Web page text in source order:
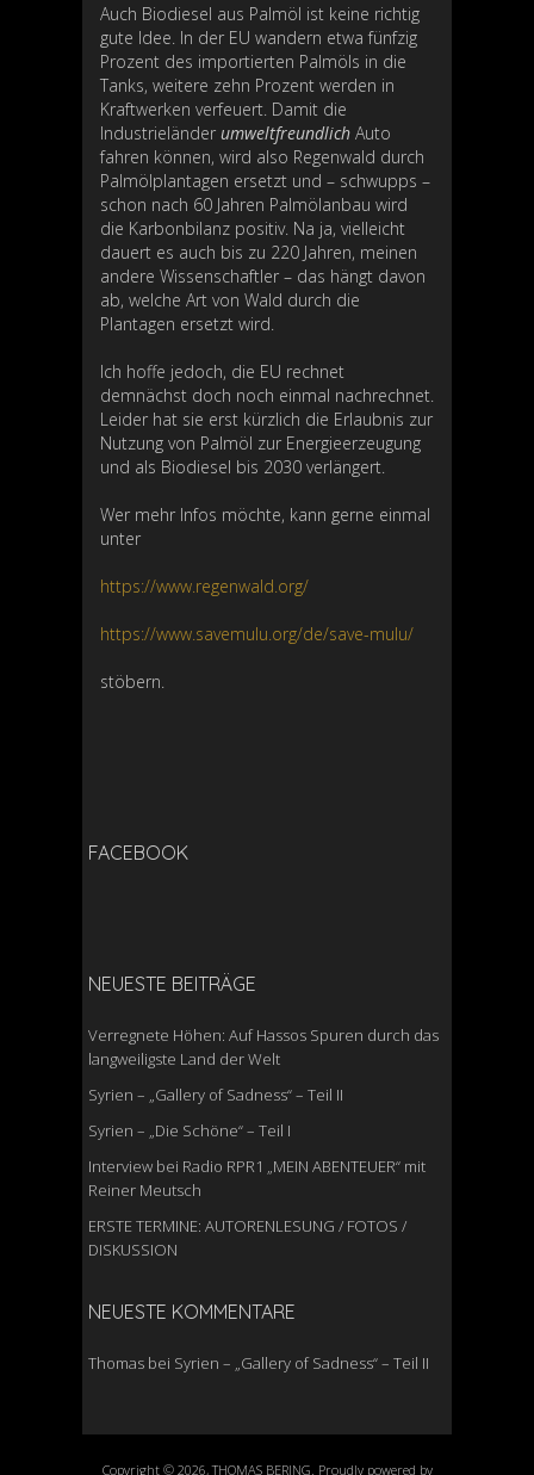
Auch Biodiesel aus Palmöl ist keine richtig
gute Idee. In der EU wandern etwa fünfzig
Prozent des importierten Palmöls in die
Tanks, weitere zehn Prozent werden in
Kraftwerken verfeuert. Damit die
Industrieländer umweltfreundlich Auto
fahren können, wird also Regenwald durch
Palmölplantagen ersetzt und – schwupps –
schon nach 60 Jahren Palmölanbau wird
die Karbonbilanz positiv. Na ja, vielleicht
dauert es auch bis zu 220 Jahren, meinen
andere Wissenschaftler – das hängt davon
ab, welche Art von Wald durch die
Plantagen ersetzt wird.
Ich hoffe jedoch, die EU rechnet
demnächst doch noch einmal nachrechnet.
Leider hat sie erst kürzlich die Erlaubnis zur
Nutzung von Palmöl zur Energieerzeugung
und als Biodiesel bis 2030 verlängert.
Wer mehr Infos möchte, kann gerne einmal
unter
https://www.regenwald.org/
https://www.savemulu.org/de/save-mulu/
stöbern.
FACEBOOK
NEUESTE BEITRÄGE
Verregnete Höhen: Auf Hassos Spuren durch das
langweiligste Land der Welt
Syrien – „Gallery of Sadness“ – Teil II
Syrien – „Die Schöne“ – Teil I
Interview bei Radio RPR1 „MEIN ABENTEUER“ mit
Reiner Meutsch
ERSTE TERMINE: AUTORENLESUNG / FOTOS /
DISKUSSION
NEUESTE KOMMENTARE
Thomas bei Syrien – „Gallery of Sadness“ – Teil II
Copyright © 2026, THOMAS BERING. Proudly powered by